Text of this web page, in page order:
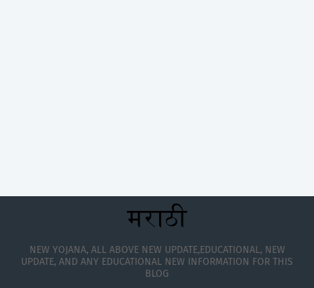
NEW YOJANA, ALL ABOVE NEW UPDATE,EDUCATIONAL, NEW
UPDATE, AND ANY EDUCATIONAL NEW INFORMATION FOR THIS
BLOG